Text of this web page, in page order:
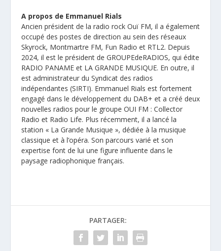
A propos de Emmanuel Rials
Ancien président de la radio rock Ouï FM, il a également
occupé des postes de direction au sein des réseaux
Skyrock, Montmartre FM, Fun Radio et RTL2. Depuis
2024, il est le président de GROUPEdeRADIOS, qui édite
RADIO PANAME et LA GRANDE MUSIQUE. En outre, il
est administrateur du Syndicat des radios
indépendantes (SIRTI). Emmanuel Rials est fortement
engagé dans le développement du DAB+ et a créé deux
nouvelles radios pour le groupe OUI FM : Collector
Radio et Radio Life. Plus récemment, il a lancé la
station « La Grande Musique », dédiée à la musique
classique et à l’opéra. Son parcours varié et son
expertise font de lui une figure influente dans le
paysage radiophonique français.
PARTAGER: